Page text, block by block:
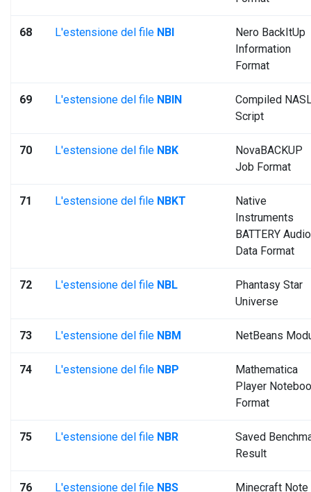
68 L'estensione del file NBI
Nero BackItUp
Information
Format
69 L'estensione del file NBIN
Compiled
Script
70 L'estensione del file NBK
NovaBACKUP
Job Format
71 L'estensione del file NBKT
Native
Instruments
BATTERY Audio
Data Format
72 L'estensione del file NBL
Phantasy Star
Universe
73 L'estensione del file NBM NetBeans
74 L'estensione del file NBP
Mathematica
Player
Format
75 L'estensione del file NBR
Saved
Result
76 L'estensione del file NBS Minecraft Note